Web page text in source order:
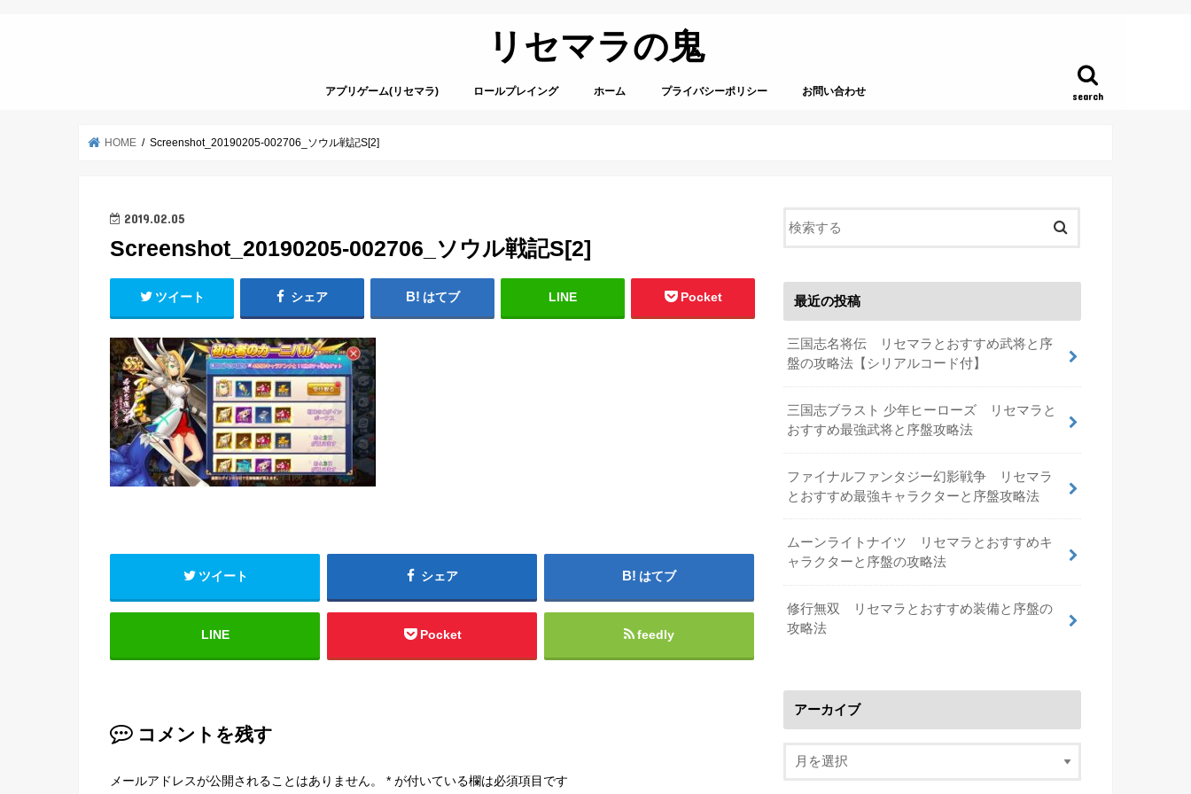
リセマラの鬼
search
アプリゲーム(リセマラ) ロールプレイング ホーム プライバシーポリシー お問い合わせ
HOME Screenshot_20190205-002706_ソウル戦記S[2]
2019.02.05
Screenshot_20190205-002706_ソウル戦記S[2]
ツイート シェア はてブ LINE Pocket
ツイート シェア はてブ
LINE Pocket feedly
コメントを残す
メールアドレスが公開されることはありません。 * が付いている欄は必須項目です
最近の投稿
三国志名将伝 リセマラとおすすめ武将と序
盤の攻略法【シリアルコード付】
三国志ブラスト 少年ヒーローズ リセマラと
おすすめ最強武将と序盤攻略法
ファイナルファンタジー幻影戦争 リセマラ
とおすすめ最強キャラクターと序盤攻略法
ムーンライトナイツ リセマラとおすすめキ
ャラクターと序盤の攻略法
修行無双 リセマラとおすすめ装備と序盤の
攻略法
アーカイブ